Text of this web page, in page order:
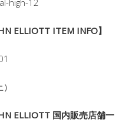
ELLIOTT ITEM INFO】
ELLIOTT 国内販売店舗一